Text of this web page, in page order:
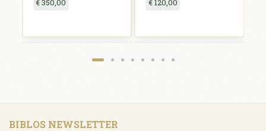
BIBLOS NEWSLETTER